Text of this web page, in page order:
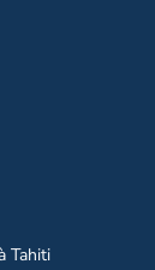
Tahiti